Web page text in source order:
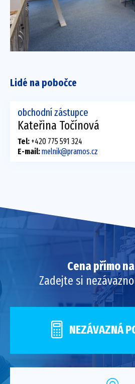
Lidé na pobočce
obchodní zástupce
Kateřina Točínová
E-mail:melnik@pramos.cz
Tel: +420 775 591 324
Cena přímo
Zadejte si
NEZÁVAZNÁ